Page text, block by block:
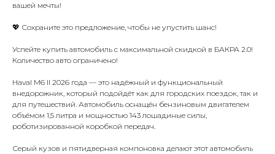
вашей мечты!
💖 Сохраните это предложение, чтобы не упустить шанс!
Успейте купить автомобиль с максимальной скидкой в БАКРА 2.0!
Количество авто ограничено!
Haval M6 II 2026 года — это надёжный и функциональный
внедорожник, который подойдёт как для городских поездок, так и
для путешествий. Автомобиль оснащён бензиновым двигателем
объёмом 1,5 литра и мощностью 143 лошадиные силы,
роботизированной коробкой передач.
Серый кузов и пятидверная компоновка делают этот автомобиль